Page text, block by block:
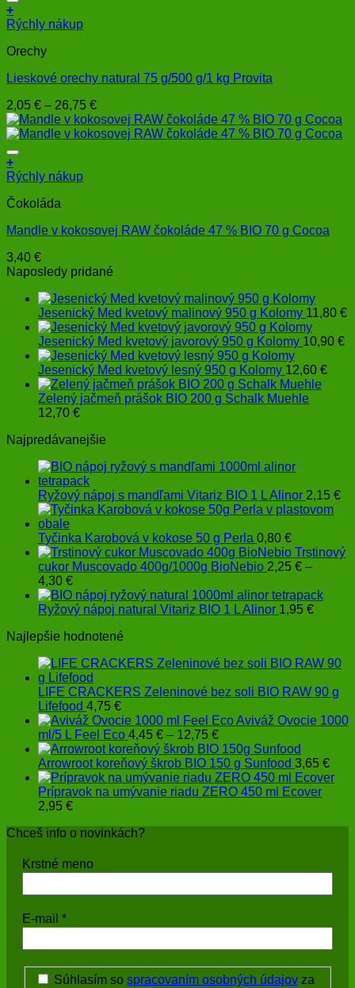
+
Tento
má
variantov.
si
môžete
vybrať
na
stránke
produktu.
Rýchly nákup
Orechy
Lieskové orechy natural 75 g/500 g/1 kg Provita
2,05 € – 26,75 €Price
range:
2,05 €
+
Rýchly nákup
Čokoláda
Mandle v kokosovej RAW čokoláde 47 % BIO 70 g Cocoa
3,40 €
Naposledy pridané
Jesenický Med kvetový malinový 950 g Kolomy 11,80 €
Jesenický Med kvetový javorový 950 g Kolomy 10,90 €
Jesenický Med kvetový lesný 950 g Kolomy 12,60 €
Zelený jačmeň prášok BIO 200 g Schalk Muehle
12,70 €
Najpredávanejšie
Ryžový nápoj s mandľami Vitariz BIO 1 L Alinor 2,15 €
Tyčinka Karobová v kokose 50 g Perla 0,80 €
Trstinový
cukor Muscovado 400g/1000g BioNebio 2,25 € –
4,30 €Price
range:
2,25 €
4,30 €
Ryžový nápoj natural Vitariz BIO 1 L Alinor 1,95 €
Najlepšie hodnotené
LIFE CRACKERS Zeleninové bez soli BIO RAW 90 g
Lifefood 4,75 €
Aviváž Ovocie 1000
ml/5 L Feel Eco 4,45 € – 12,75 €Price
range:
4,45 €
through
12,75 €
Arrowroot koreňový škrob BIO 150 g Sunfood 3,65 €
Prípravok na umývanie riadu ZERO 450 ml Ecover
2,95 €
Chceš info o novinkách?
Krstné meno
E-mail *
Súhlasím so spracovaním osobných údajov za